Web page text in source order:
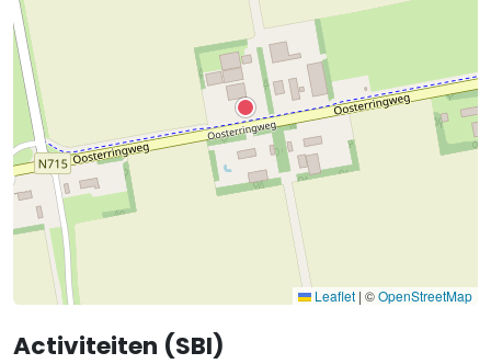
Leaflet | ©OpenStreetMap
Activiteiten (SBI)